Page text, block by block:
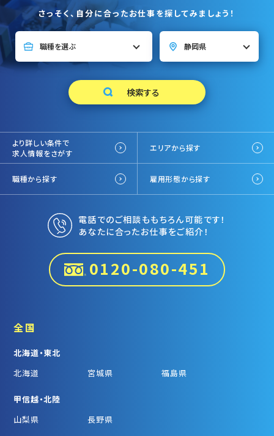
さっそく、自分に合ったお仕事を探してみましょう！
より詳しい条件で
求人情報をさがす
エリアから探す
職種から探す 雇用形態から探す
電話でのご相談ももちろん可能です！
あなたに合ったお仕事をご紹介！
0120-080-451
全国
北海道・東北
北海道
宮城県 福島県
甲信越・北陸
山梨県
長野県